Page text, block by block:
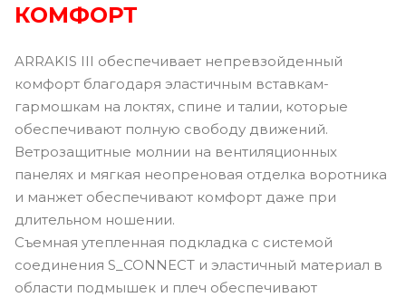
КОМФОРТ
ARRAKIS III обеспечивает непревзойденный
комфорт благодаря эластичным вставкам-
гармошкам на локтях, спине и талии, которые
обеспечивают полную свободу движений.
Ветрозащитные молнии на вентиляционных
панелях и мягкая неопреновая отделка воротника
и манжет обеспечивают комфорт даже при
длительном ношении.
Съемная утепленная подкладка с системой
соединения S_CONNECT и эластичный материал в
области подмышек и плеч обеспечивают